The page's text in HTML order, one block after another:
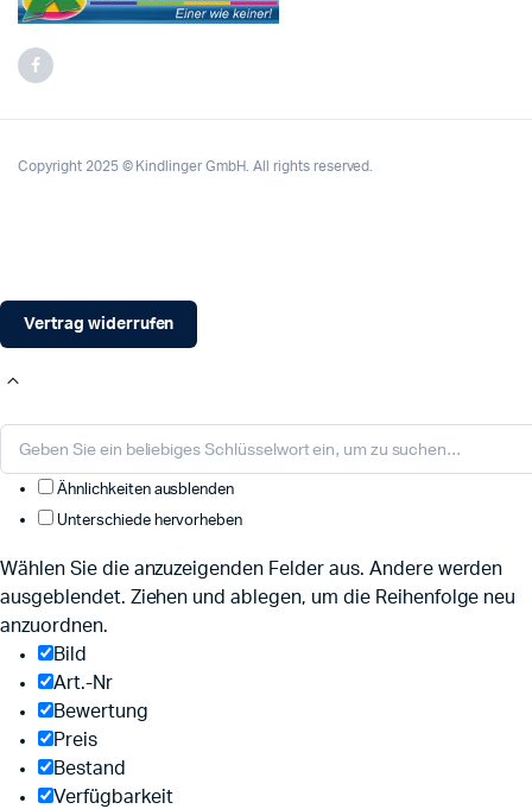
Copyright 2025 © Kindlinger GmbH. All rights reserved.
Vertrag widerrufen
Ähnlichkeiten ausblenden
Unterschiede hervorheben
Wählen Sie die anzuzeigenden Felder aus. Andere werden
ausgeblendet. Ziehen und ablegen, um die Reihenfolge neu
anzuordnen.
Bild
Art.-Nr
Bewertung
Preis
Bestand
Verfügbarkeit